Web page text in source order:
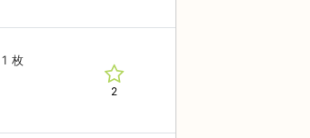
1 枚
2